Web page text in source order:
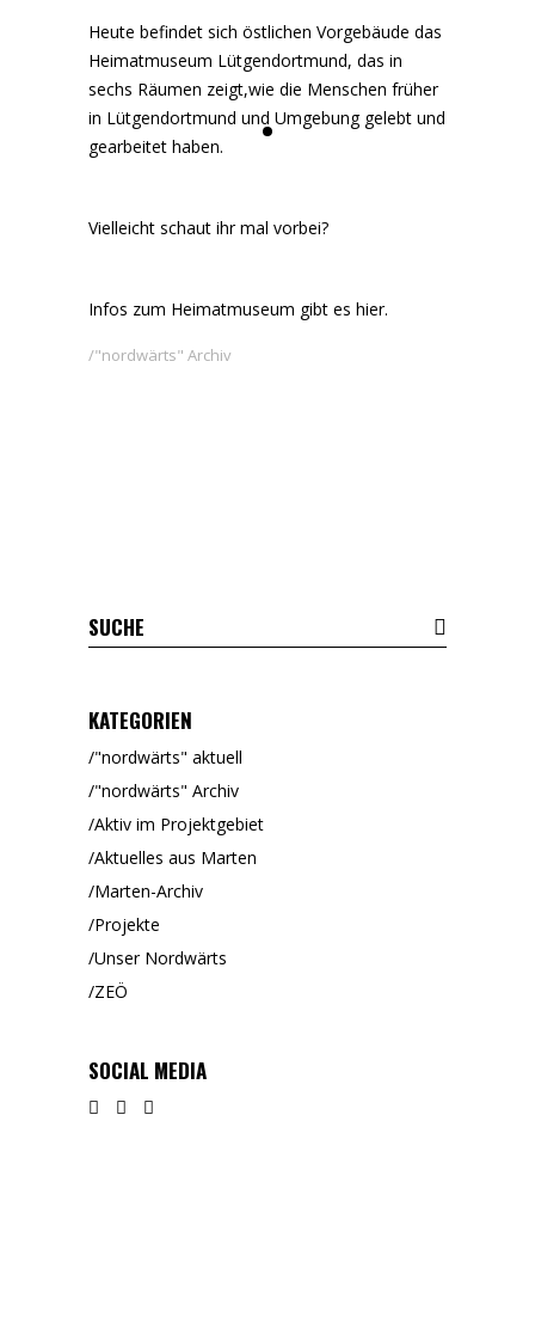
Heute befindet sich östlichen Vorgebäude das
Heimatmuseum Lütgendortmund, das in
sechs Räumen zeigt,wie die Menschen früher
in Lütgendortmund und Umgebung gelebt und
gearbeitet haben.
Vielleicht schaut ihr mal vorbei?
Infos zum Heimatmuseum gibt es hier.
"nordwärts" Archiv
KATEGORIEN
"nordwärts" aktuell
"nordwärts" Archiv
Aktiv im Projektgebiet
Aktuelles aus Marten
Marten-Archiv
Projekte
Unser Nordwärts
ZEÖ
SOCIAL MEDIA